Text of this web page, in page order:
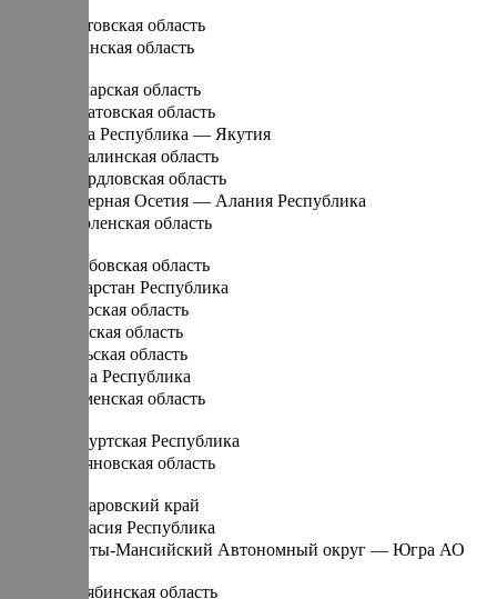
Ростовская область
Рязанская область
Самарская область
Саратовская область
Саха Республика — Якутия
Сахалинская область
Свердловская область
Северная Осетия — Алания Республика
Смоленская область
Тамбовская область
Татарстан Республика
Тверская область
Томская область
Тульская область
Тыва Республика
Тюменская область
Удмуртская Республика
Ульяновская область
Хабаровский край
Хакасия Республика
Ханты-Мансийский Автономный округ — Югра АО
Челябинская область